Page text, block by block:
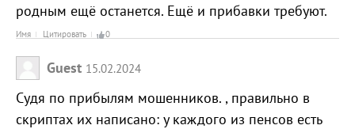
родным ещё останется. Ещё и прибавки требуют.
Имя Цитировать 0
Guest 15.02.2024
Судя по прибылям мошенников. , правильно в
скриптах их написано: у каждого из пенсов есть